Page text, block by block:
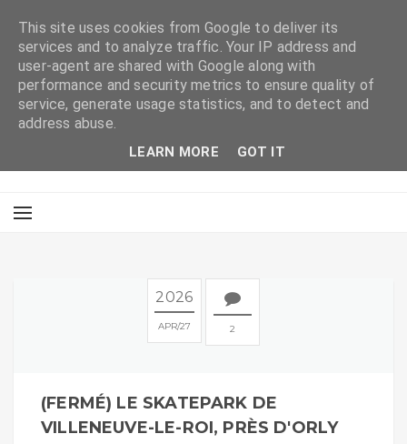
2026
APR 27 2
(FERMÉ) LE SKATEPARK DE
VILLENEUVE-LE-ROI, PRÈS D'ORLY
This site uses cookies from Google to deliver its
services and to analyze traffic. Your IP address and
user-agent are shared with Google along with
performance and security metrics to ensure quality of
service, generate usage statistics, and to detect and
address abuse.
LEARN MORE GOT IT